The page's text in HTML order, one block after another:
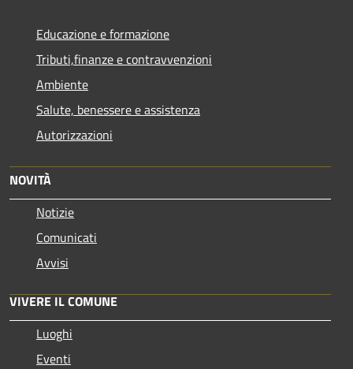
Educazione e formazione
Tributi,finanze e contravvenzioni
Ambiente
Salute, benessere e assistenza
Autorizzazioni
NOVITÀ
Notizie
Comunicati
Avvisi
VIVERE IL COMUNE
Luoghi
Eventi